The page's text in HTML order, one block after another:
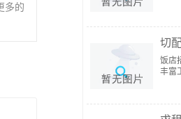
多的
切
饭店
丰富